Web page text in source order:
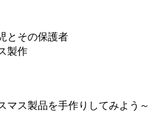
08/10～
子育て講
08/10～
だ暑い！コ
とその保護者
製作
ス製品を手作りしてみよう～